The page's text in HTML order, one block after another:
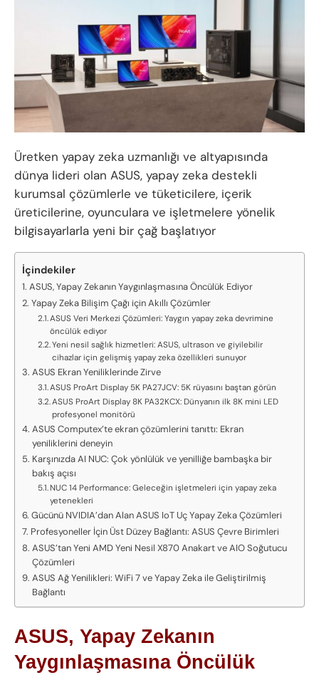
Üretken yapay zeka uzmanlığı ve altyapısında
dünya lideri olan ASUS, yapay zeka destekli
kurumsal çözümlerle ve tüketicilere, içerik
üreticilerine, oyunculara ve işletmelere yönelik
bilgisayarlarla yeni bir çağ başlatıyor
İçindekiler
ASUS, Yapay Zekanın Yaygınlaşmasına Öncülük Ediyor
Yapay Zeka Bilişim Çağı için Akıllı Çözümler
ASUS Veri Merkezi Çözümleri: Yaygın yapay zeka devrimine
öncülük ediyor
Yeni nesil sağlık hizmetleri: ASUS, ultrason ve giyilebilir
cihazlar için gelişmiş yapay zeka özellikleri sunuyor
ASUS Ekran Yeniliklerinde Zirve
ASUS ProArt Display 5K PA27JCV: 5K rüyasını baştan görün
ASUS ProArt Display 8K PA32KCX: Dünyanın ilk 8K mini LED
profesyonel monitörü
ASUS Computex’te ekran çözümlerini tanıttı: Ekran
yeniliklerini deneyin
Karşınızda AI NUC: Çok yönlülük ve yenilliğe bambaşka bir
bakış açısı
NUC 14 Performance: Geleceğin işletmeleri için yapay zeka
yetenekleri
Gücünü NVIDIA’dan Alan ASUS IoT Uç Yapay Zeka Çözümleri
Profesyoneller İçin Üst Düzey Bağlantı: ASUS Çevre Birimleri
ASUS’tan Yeni AMD Yeni Nesil X870 Anakart ve AIO Soğutucu
Çözümleri
ASUS Ağ Yenilikleri: WiFi 7 ve Yapay Zeka ile Geliştirilmiş
Bağlantı
ASUS, Yapay Zekanın
Yaygınlaşmasına Öncülük